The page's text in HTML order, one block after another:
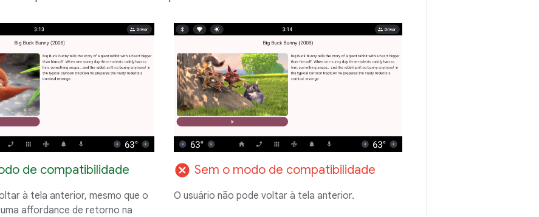
de compatibilidade
à tela anterior, mesmo que o
affordance de retorno na
cancel Sem o modo de compatibilidade
O usuário não pode voltar à tela anterior.